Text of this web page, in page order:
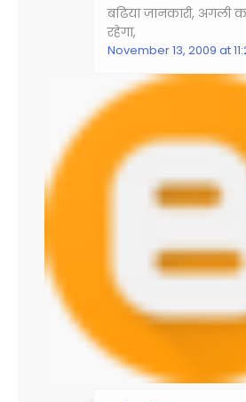
बढिया जानकारी, अगली
रहेगा,
November 13, 2009 at